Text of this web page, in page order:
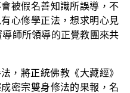
被假名善知識所誤導，不
心修學正法，想求明心見
師所領導的正覺教團來共
，將正統佛教《大藏經》
密宗雙身修法的果報，名